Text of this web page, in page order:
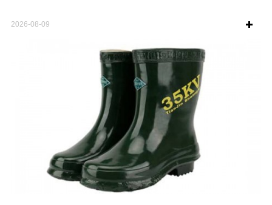
2026-08-09